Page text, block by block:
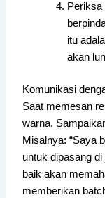
itu
akan
Komunikasi
Saat memesan
warna.
Misalnya: “Saya
untuk dipasang
baik akan
memberikan